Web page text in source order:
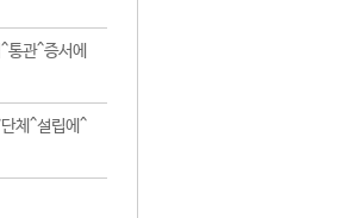
관^증서에
체^설립에^